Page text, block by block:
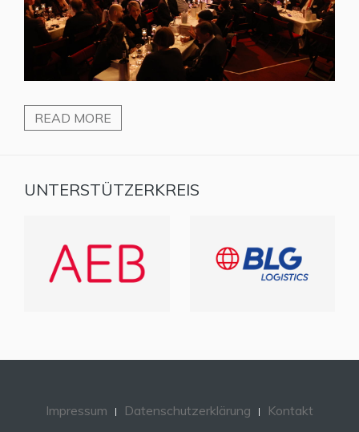
READ MORE
UNTERSTÜTZERKREIS
Impressum Datenschutzerklärung
Kontakt